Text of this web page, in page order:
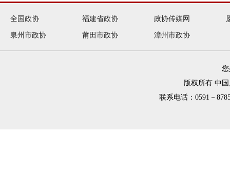
全国政协 福建省政协 政协传媒网
泉州市政协 莆田市政协 漳州市政协
版权所有 中
联系电话：0591－